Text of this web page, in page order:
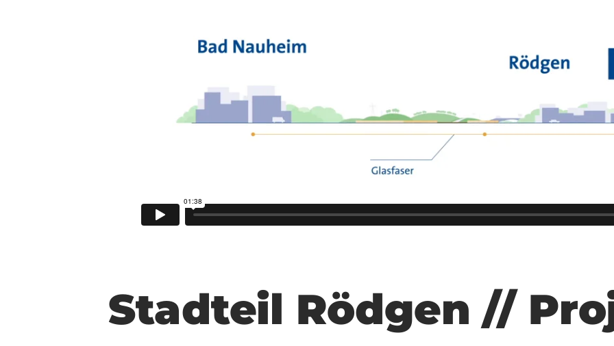
Stadteil Rödgen //